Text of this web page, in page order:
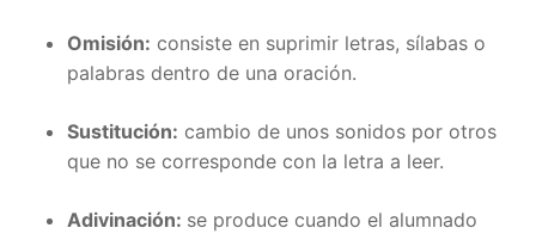
Omisión: consiste en suprimir letras, sílabas o
palabras dentro de una oración.
Sustitución: cambio de unos sonidos por otros
que no se corresponde con la letra a leer.
Adivinación: se produce cuando el alumnado